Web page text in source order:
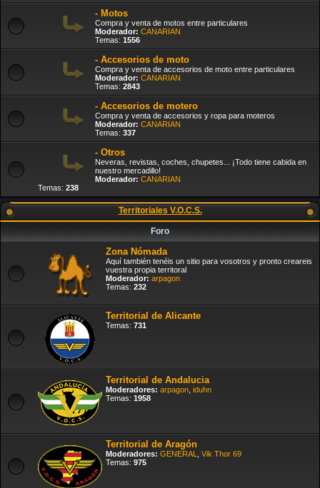
- Motos
Compra y venta de motos entre particulares
Moderador: CANARIAN
Temas: 1556
- Accesorios de moto
Compra y venta de accesorios de moto entre particulares
Moderador: CANARIAN
Temas: 2843
- Accesorios de motero
Compra y venta de accesorios y ropa para moteros
Moderador: CANARIAN
Temas: 337
- Otros
Neveras, revistas, coches, chupetes... ¡Todo tiene cabida en
nuestro mercadillo!
Moderador: CANARIAN
Temas: 238
Territoriales V.O.C.S.
Foro
Zona Nómada
Aquí también tenéis un sitio para vosotros y pronto creareis
vuestra propia territoral
Moderador: arpagon
Temas: 232
Territorial de Alicante
Temas: 731
Territorial de Andalucia
Moderadores: arpagon iduhn
Temas: 1958
Territorial de Aragón
Moderadores: GENERAL
Vik Thor 69
Temas: 975